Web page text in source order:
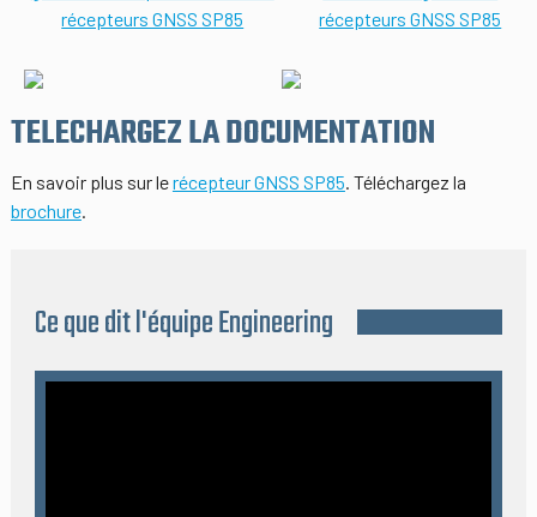
récepteurs GNSS SP85
récepteurs GNSS SP85
TELECHARGEZ LA DOCUMENTATION
En savoir plus sur lerécepteur GNSS SP85. Téléchargez la
brochure.
Ce que dit l'équipe Engineering